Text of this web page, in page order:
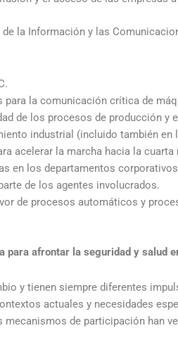
la Información y las
para la comunicación crítica de
de los procesos de producción
industrial (incluido también
acelerar la marcha hacia la
en los departamentos
de los agentes involucrados.
de procesos automáticos y
para afrontar la seguridad y salud
y tienen siempre diferentes
actuales y necesidades
de participación han